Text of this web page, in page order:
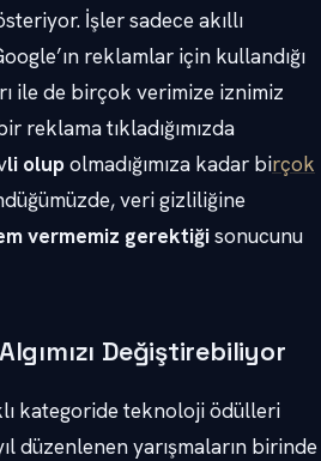
İşler sadece akıllı
reklamlar için kullandığı
ile de birçok verimize iznimiz
reklama tıkladığımızda
li olupolmadığımıza kadar birçok
veri gizliliğine
vermemiz gerektiğisonucunu
Değiştirebiliyor
kategoride teknoloji ödülleri
düzenlenen yarışmaların birinde